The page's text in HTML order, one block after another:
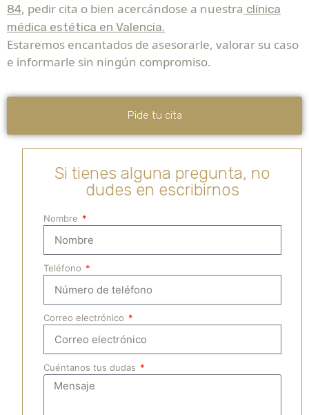
84, pedir cita o bien acercándose a nuestra clínica
médica estética en Valencia.
Estaremos encantados de asesorarle, valorar su caso
e informarle sin ningún compromiso.
Pide tu cita
Si tienes alguna pregunta, no
dudes en escribirnos
Nombre
Teléfono
Correo electrónico
Cuéntanos tus dudas